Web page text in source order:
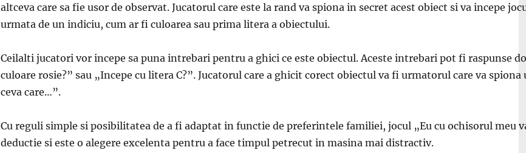
altceva care sa fie usor de observat. Jucatorul care este la rand va spiona in secret acest obiect si va incepe
urmata de un indiciu, cum ar fi culoarea sau prima litera a obiectului.
Ceilalti jucatori vor incepe sa puna intrebari pentru a ghici ce este obiectul. Aceste intrebari pot fi raspunse
culoare rosie?” sau „Incepe cu litera C?”. Jucatorul care a ghicit corect obiectul va fi urmatorul care va
ceva care…”.
Cu reguli simple si posibilitatea de a fi adaptat in functie de preferintele familiei, jocul „Eu cu ochisorul meu
deductie si este o alegere excelenta pentru a face timpul petrecut in masina mai distractiv.